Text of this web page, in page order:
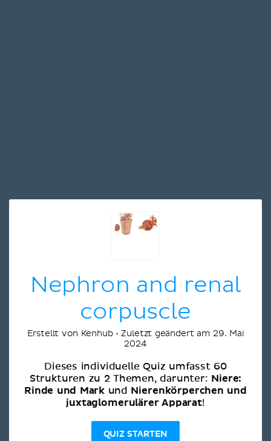
Nephron and renal
corpuscle
Erstellt von Kenhub • Zuletzt geändert am 29. Mai
2024
Dieses individuelle Quiz umfasst 60
Strukturen zu 2 Themen, darunter: Niere:
Rinde und Mark und Nierenkörperchen und
juxtaglomerulärer Apparat!
QUIZ STARTEN